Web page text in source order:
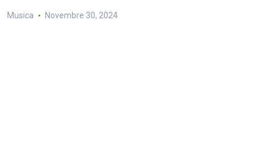
Musica Novembre 30, 2024